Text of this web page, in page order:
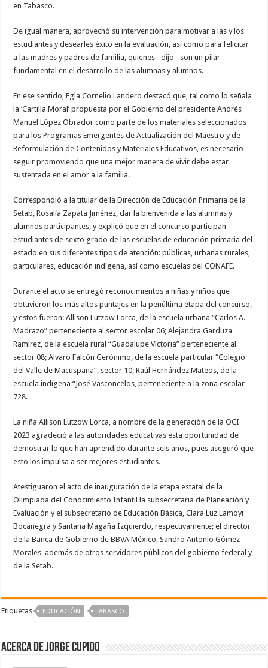
en Tabasco.
De igual manera, aprovechó su intervención para motivar a las y los
estudiantes y desearles éxito en la evaluación, así como para felicitar
a las madres y padres de familia, quienes –dijo– son un pilar
fundamental en el desarrollo de las alumnas y alumnos.
En ese sentido, Egla Cornelio Landero destacó que, tal como lo señala
la ‘Cartilla Moral’ propuesta por el Gobierno del presidente Andrés
Manuel López Obrador como parte de los materiales seleccionados
para los Programas Emergentes de Actualización del Maestro y de
Reformulación de Contenidos y Materiales Educativos, es necesario
seguir promoviendo que una mejor manera de vivir debe estar
sustentada en el amor a la familia.
Correspondió a la titular de la Dirección de Educación Primaria de la
Setab, Rosalía Zapata Jiménez, dar la bienvenida a las alumnas y
alumnos participantes, y explicó que en el concurso participan
estudiantes de sexto grado de las escuelas de educación primaria del
estado en sus diferentes tipos de atención: públicas, urbanas rurales,
particulares, educación indígena, así como escuelas del CONAFE.
Durante el acto se entregó reconocimientos a niñas y niños que
obtuvieron los más altos puntajes en la penúltima etapa del concurso,
y estos fueron: Allison Lutzow Lorca, de la escuela urbana “Carlos A.
Madrazo” perteneciente al sector escolar 06; Alejandra Garduza
Ramírez, de la escuela rural “Guadalupe Victoria” perteneciente al
sector 08; Alvaro Falcón Gerónimo, de la escuela particular “Colegio
del Valle de Macuspana”, sector 10; Raúl Hernández Mateos, de la
escuela indígena “José Vasconcelos, perteneciente a la zona escolar
728.
La niña Allison Lutzow Lorca, a nombre de la generación de la OCI
2023 agradeció a las autoridades educativas esta oportunidad de
demostrar lo que han aprendido durante seis años, pues aseguró que
esto los impulsa a ser mejores estudiantes.
Atestiguaron el acto de inauguración de la etapa estatal de la
Olimpiada del Conocimiento Infantil la subsecretaria de Planeación y
Evaluación y el subsecretario de Educación Básica, Clara Luz Lamoyi
Bocanegra y Santana Magaña Izquierdo, respectivamente; el director
de la Banca de Gobierno de BBVA México, Sandro Antonio Gómez
Morales, además de otros servidores públicos del gobierno federal y
de la Setab.
Etiquetas EDUCACIÓN TABASCO
Acerca de Jorge Cupido